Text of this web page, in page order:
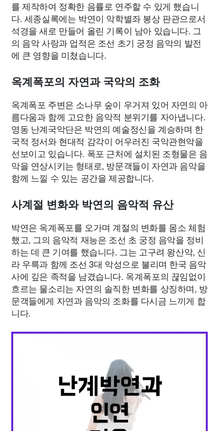
를 제작하여 정확한 음률로 연주할 수 있게 했습니
다. 세종실록에는 박연이 악학별좌 봉상 판관으로서
석경을 새로 만들어 올린 기록이 남아 있습니다. 그
의 음악 사랑과 업적은 조선 초기 궁정 음악의 발전
에 큰 영향을 미쳤습니다.
옥계폭포의 자연과 국악의 조화
옥계폭포 주변은 소나무 숲이 우거져 있어 자연의 아
름다움과 함께 고요한 음악적 분위기를 자아냅니다.
영동 난계국악단은 박연의 예술정신을 계승하며 한
국적 정서와 현대적 감각이 어우러진 국악관현악을
선보이고 있습니다. 폭포 근처에 설치된 조형물은 음
악을 연상시키는 형태로, 방문객들이 자연과 음악을
함께 느낄 수 있는 공간을 제공합니다.
사계절 변화와 박연의 음악적 유산
박연은 옥계폭포를 오가며 계절의 변화를 몸소 체험
했고, 그의 음악적 재능은 조선 초 궁정 음악을 정비
하는 데 큰 기여를 했습니다. 그는 고구려 왕산악, 신
라 우륵과 함께 조선 3대 악성으로 불리며 한국 음악
사에 깊은 족적을 남겼습니다. 옥계폭포의 끊임없이
흐르는 물소리는 자연의 솔직한 변화를 상징하며, 방
문객들에게 자연과 음악의 조화를 다시금 느끼게 합
니다.